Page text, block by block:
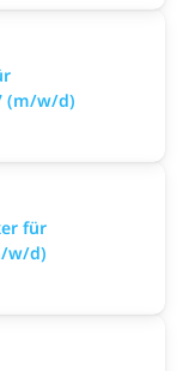
(m/w/d)
für
w/d)